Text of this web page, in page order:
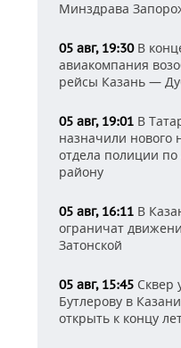
Минздрава
05 авг, 19:30В
авиакомпания
рейсы Казань —
05 авг, 19:01 В
назначили нового
отдела полиции по
району
05 авг, 16:11 В
ограничат
Затонской
05 авг, 15:45 Сквер
Бутлерову в
открыть к концу